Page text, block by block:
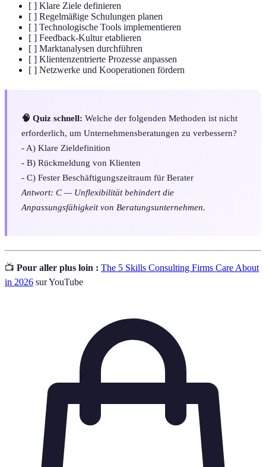
[ ] Klare Ziele definieren
[ ] Regelmäßige Schulungen planen
[ ] Technologische Tools implementieren
[ ] Feedback-Kultur etablieren
[ ] Marktanalysen durchführen
[ ] Klientenzentrierte Prozesse anpassen
[ ] Netzwerke und Kooperationen fördern
🧠 Quiz schnell: Welche der folgenden Methoden ist nicht
erforderlich, um Unternehmensberatungen zu verbessern?
- A) Klare Zieldefinition
- B) Rückmeldung von Klienten
- C) Fester Beschäftigungszeitraum für Berater
Antwort: C — Unflexibilität behindert die
Anpassungsfähigkeit von Beratungsunternehmen.
📺 Pour aller plus loin : The 5 Skills Consulting Firms Care About
in 2026 sur YouTube